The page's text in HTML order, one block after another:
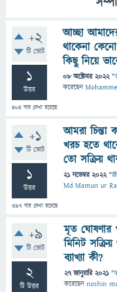
+2
টি ভোট
1
উত্তর
404 বার দেখা হয়েছে
আচ্ছা
থাকেনা
কিছু নিয়ে
08 অক্টোবর 2022 "
করেছেন
+1
টি ভোট
1
উত্তর
397 বার দেখা হয়েছে
আমরা চিন্তা
খরচ হতে
তো সক্রিয়
21 নভেম্বর 2022 "
Md Mamun ur
+9
টি ভোট
2
টি উত্তর
মৃত ঘোষণার
মিনিট
ব্যাখ্যা কী?
27 জানুয়ারি 2021 "
করেছেনnoshin